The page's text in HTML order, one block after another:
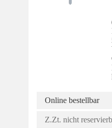
Online bestellbar
Z.Zt. nicht